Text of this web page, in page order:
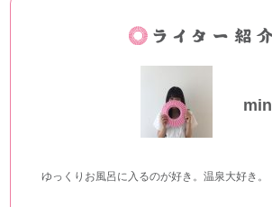
min
ゆっくりお風呂に入るのが好き。温泉大好き。